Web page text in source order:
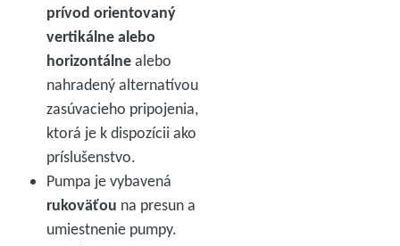
prívod orientovaný
vertikálne alebo
horizontálnealebo
nahradený alternatívou
zasúvacieho pripojenia,
ktorá je k dispozícii ako
príslušenstvo.
Pumpa je vybavená
rukoväťou na presun a
umiestnenie pumpy.